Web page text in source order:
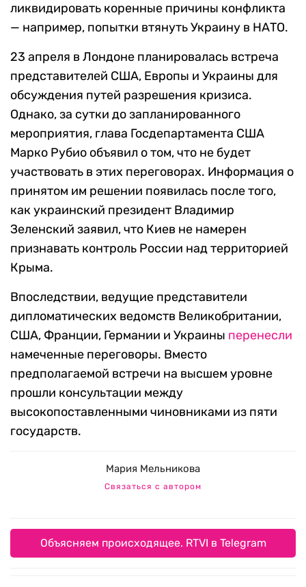
ликвидировать коренные причины конфликта
— например, попытки втянуть Украину в НАТО.
23 апреля в Лондоне планировалась встреча
представителей США, Европы и Украины для
обсуждения путей разрешения кризиса.
Однако, за сутки до запланированного
мероприятия, глава Госдепартамента США
Марко Рубио объявил о том, что не будет
участвовать в этих переговорах. Информация о
принятом им решении появилась после того,
как украинский президент Владимир
Зеленский заявил, что Киев не намерен
признавать контроль России над территорией
Крыма.
Впоследствии, ведущие представители
дипломатических ведомств Великобритании,
США, Франции, Германии и Украины перенесли
намеченные переговоры. Вместо
предполагаемой встречи на высшем уровне
прошли консультации между
высокопоставленными чиновниками из пяти
государств.
Мария Мельникова
Связаться с автором
Объясняем происходящее. RTVI в Telegram